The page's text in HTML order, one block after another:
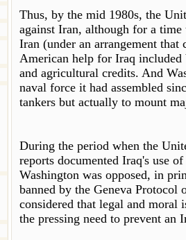
Thus, by the mid 1980s, the
against Iran, although for a
Iran (under an arrangement
American help for Iraq
and agricultural credits. And
naval force it had assembled
tankers but actually to mount
During the period when the
reports documented Iraq's use
Washington was opposed, in
banned by the Geneva Protocol
considered that legal and moral
the pressing need to prevent an